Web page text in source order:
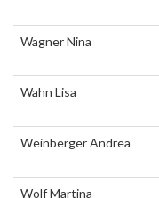
Wagner Nina
Wahn Lisa
Weinberger Andrea
Wolf Martina